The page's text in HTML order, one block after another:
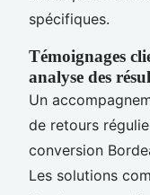
spécifiques.
Témoignages
analyse des
Un
de retours
conversion
Les solutions